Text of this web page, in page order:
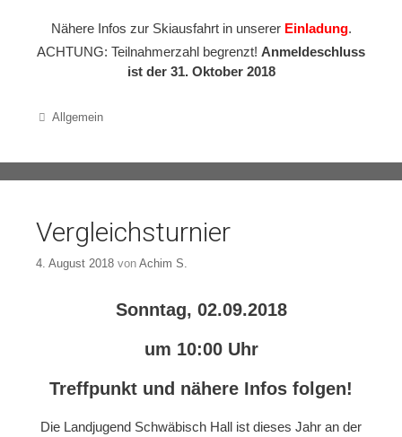
Nähere Infos zur Skiausfahrt in unserer Einladung.
ACHTUNG: Teilnahmerzahl begrenzt! Anmeldeschluss
ist der 31. Oktober 2018
Categories
Allgemein
Vergleichsturnier
4. August 2018 von Achim S.
Sonntag, 02.09.2018
um 10:00 Uhr
Treffpunkt und nähere Infos folgen!
Die Landjugend Schwäbisch Hall ist dieses Jahr an der